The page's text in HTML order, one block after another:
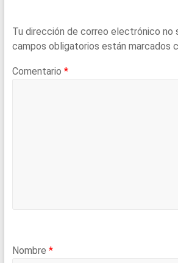
Tu dirección de correo electrónico no
campos obligatorios están marcados
Comentario *
Nombre *